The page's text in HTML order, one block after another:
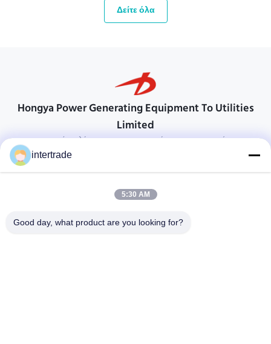
Δείτε όλα
Hongya Power Generating Equipment To Utilities
Limited
προσαρμοσμένες λύσεις για να ανταποκρίνονται στις απαιτήσεις των
Χωριό Anxi, πόλη Yuping, νομός Hongya, Κίνα
86-28-37561966-8:00
intertrade
5:30 AM
Good day, what product are you looking for?